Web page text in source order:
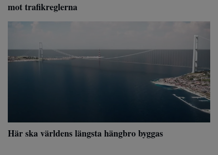
mot trafikreglerna
Här ska världens längsta hängbro byggas